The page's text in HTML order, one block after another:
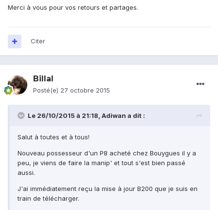
Merci à vous pour vos retours et partages.
Citer
Billal
Posté(e) 27 octobre 2015
Le 26/10/2015 à 21:18, Adiwan a dit :
Salut à toutes et à tous!
Nouveau possesseur d'un P8 acheté chez Bouygues il y a
peu, je viens de faire la manip' et tout s'est bien passé
aussi.
J'ai immédiatement reçu la mise à jour B200 que je suis en
train de télécharger.